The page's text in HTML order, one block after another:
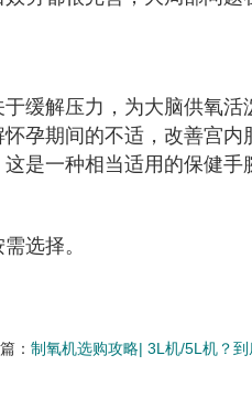
缓解压力，为大脑供氧活
孕期间的不适，改善宫内
是一种相当适用的保健手
选择。
：制氧机选购攻略| 3L机/5L机？到